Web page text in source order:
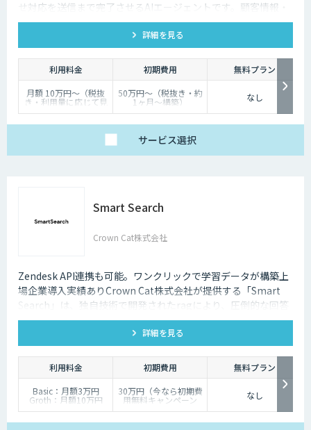
せ対応を送信まで完了させるAIエージェントです。顧客情報・
契約・規定を突き合わせて回答を数十秒で作成し、自動送信か
下書き止めかを選べます。
詳細を見る
利用料金 初期費用
無料プラン
月額 10万円〜（税抜
き・利用量に応じて見
積り）
50万円〜（税抜き・約
1ヶ月〜構築） なし
サービス選択
Smart Search
Crown Cat株式会社
Zendesk API連携も可能。ワンクリックで学習データが構築上
場企業導入実績ありCrown Cat株式会社が提供する「Smart
Search」は、独自技術で開発されたragにより、圧倒的な回答
精度を誇るAIチャットボットです。また回答精度が悪い時は管
理画面から簡単にご自身でチューニングができる、簡単でかつ
高精度な特徴があります。
詳細を見る
利用料金 初期費用
無料プラン
Basic：月額3万円
Groth：月額10万円
Enterprise：月額20万
30万円（今なら初期費
用無料キャンペーン
中）
なし